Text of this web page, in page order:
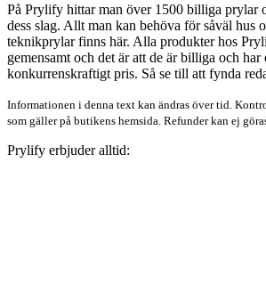
På Prylify hittar man över 1500 billiga prylar
dess slag. Allt man kan behöva för såväl hus
teknikprylar finns här. Alla produkter hos
gemensamt och det är att de är billiga och har
konkurrenskraftigt pris. Så se till att fynda
Informationen i denna text kan ändras över tid.
som gäller på butikens hemsida. Refunder kan ej
Prylify erbjuder alltid: